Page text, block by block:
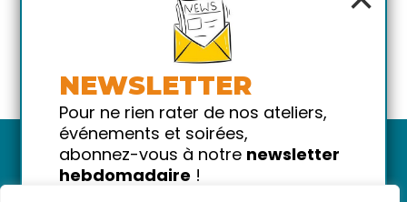
NEWSLETTER
Pour ne rien rater de nos ateliers,
événements et soirées,
abonnez-vous à notre newsletter
hebdomadaire !